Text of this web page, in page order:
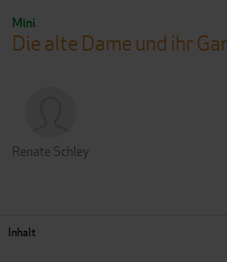
Mini
Die alte Dame und ihr
Renate Schley
Inhalt